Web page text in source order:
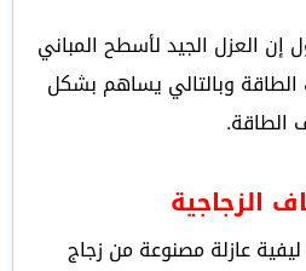
إن العزل الجيد لأسطح المباني
وبالتالي يساهم بشكل
الزجاجية
عازلة مصنوعة من زجاج